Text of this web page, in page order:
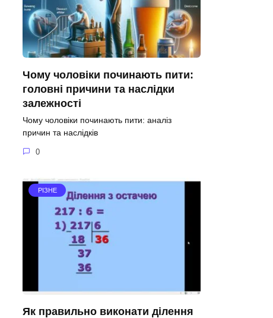
Чому чоловіки починають пити:
головні причини та наслідки
залежності
Чому чоловіки починають пити: аналіз
причин та наслідків
0
РІЗНЕ
Як правильно виконати ділення